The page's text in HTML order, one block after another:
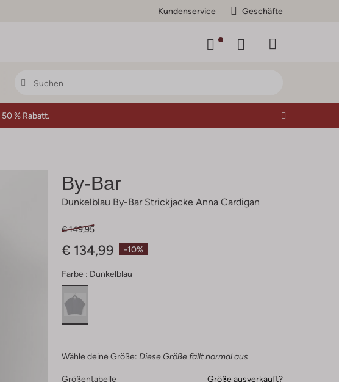
Kundenservice Geschäfte
50 % Rabatt.
By-Bar
Dunkelblau By-Bar Strickjacke Anna Cardigan
-10%
€ 149,95
€ 134,99
Farbe : Dunkelblau
Wähle deine Größe: Diese Größe fällt normal aus
Größentabelle Größe ausverkauft?